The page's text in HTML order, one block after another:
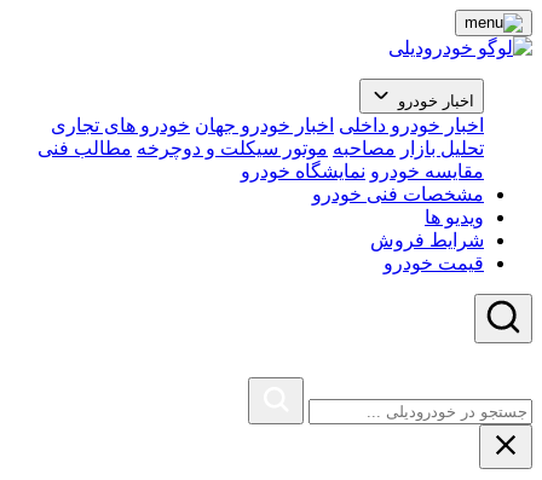
اخبار خودرو
اخبار خودرو داخلی اخبار خودرو جهان خودرو های تجاری
تحلیل بازار مصاحبه موتور سیکلت و دوچرخه مطالب فنی
مقایسه خودرو نمایشگاه خودرو
مشخصات فنی خودرو
ویدیو ها
شرایط فروش
قیمت خودرو